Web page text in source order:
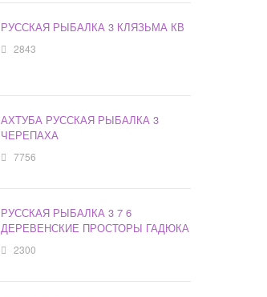
РУССКАЯ РЫБАЛКА 3 КЛЯЗЬМА КВ
2843
АХТУБА РУССКАЯ РЫБАЛКА 3
ЧЕРЕПАХА
7756
РУССКАЯ РЫБАЛКА 3 7 6
ДЕРЕВЕНСКИЕ ПРОСТОРЫ ГАДЮКА
2300